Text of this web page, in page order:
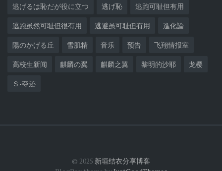
逃げるは恥だが役に立つ 逃げ恥 逃跑可耻但有用
逃跑虽然可耻但很有用 逃避虽可耻但有用 進化論
陽のかげる丘 雪肌精 音乐 预告 飞翔情报室
高校生新闻 麒麟の翼 麒麟之翼 黎明的沙耶 龙樱
Ｓ-夺还
© 2025 新垣结衣分享博客